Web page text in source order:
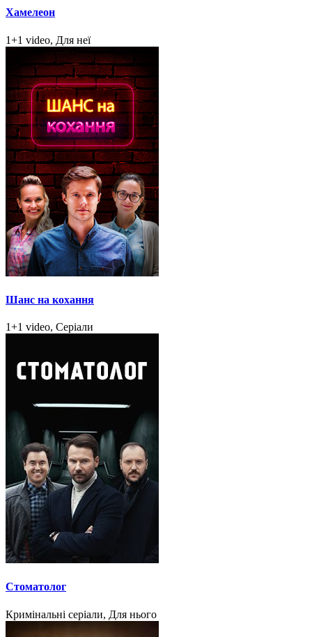
Хамелеон
1+1 video, Для неї
Шанс на кохання
1+1 video, Серіали
Стоматолог
Кримінальні серіали, Для нього